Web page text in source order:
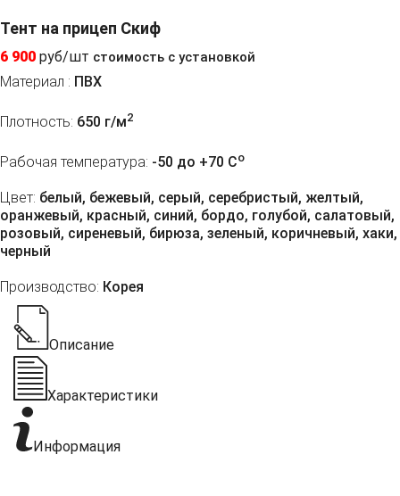
Тент на прицеп Скиф
6 900 руб/шт стоимость с установкой
Материал : ПВХ
Плотность: 650 г/м2
Рабочая температура: -50 до +70 Co
Цвет: белый, бежевый, серый, серебристый, желтый,
оранжевый, красный, синий, бордо, голубой, салатовый,
розовый, сиреневый, бирюза, зеленый, коричневый, хаки,
черный
Производство: Корея
Описание
Характеристики
Информация